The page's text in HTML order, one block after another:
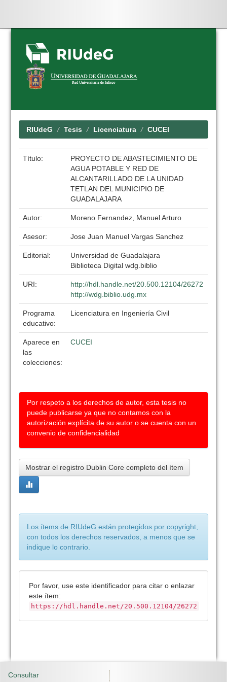
Skip
navigation
RIUdeG Tesis Licenciatura CUCEI
Título:
PROYECTO DE ABASTECIMIENTO DE
AGUA POTABLE Y RED DE
ALCANTARILLADO DE LA UNIDAD
TETLAN DEL MUNICIPIO DE
GUADALAJARA
Autor: Moreno Fernandez, Manuel Arturo
Asesor: Jose Juan Manuel Vargas Sanchez
Editorial:
Universidad de Guadalajara
Biblioteca Digital wdg.biblio
URI:
http://hdl.handle.net/20.500.12104/26272
http://wdg.biblio.udg.mx
Programa
educativo:
Licenciatura en Ingeniería Civil
Aparece en
las
colecciones:
CUCEI
Por respeto a los derechos de autor, esta tesis no
puede publicarse ya que no contamos con la
autorización explícita de su autor o se cuenta con un
convenio de confidencialidad
Mostrar el registro Dublin Core completo del ítem
Los ítems de RIUdeG están protegidos por copyright,
con todos los derechos reservados, a menos que se
indique lo contrario.
Por favor, use este identificador para citar o enlazar
este ítem:
https://hdl.handle.net/20.500.12104/26272
Consultar